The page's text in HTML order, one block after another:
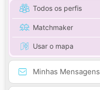
Todos os perfis
Matchmaker
Usar o mapa
Minhas Mensagens